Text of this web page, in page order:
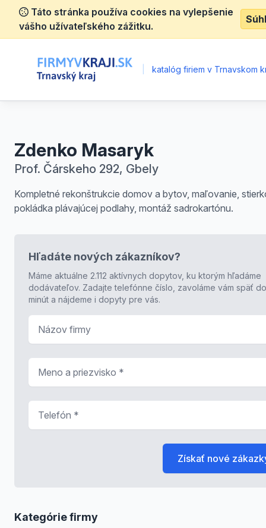
Táto stránka používa cookies na vylepšenie
vášho užívateľského zážitku.
katalóg firiem v Trnavskom
Zdenko Masaryk
Prof. Čárskeho 292, Gbely
Kompletné rekonštrukcie domov a bytov, maľovanie,
pokládka plávajúcej podlahy, montáž sadrokartónu.
Kategórie firmy
Hľadáte nových zákazníkov?
Máme aktuálne 2.112 aktívnych dopytov, ku ktorým hľadáme
dodávateľov. Zadajte telefónne číslo, zavoláme vám späť
minút a nájdeme i dopyty pre vás.
Získať nové